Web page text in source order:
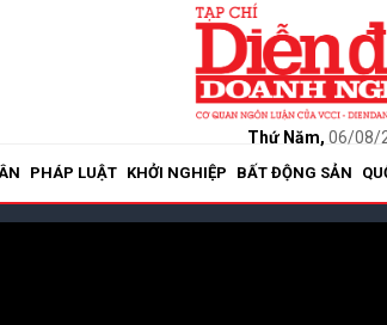
Thứ Năm, 06/08/
PHÁP LUẬT KHỞI NGHIỆP BẤT ĐỘNG SẢN